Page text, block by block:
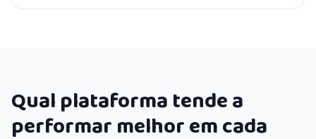
Qual plataforma tende a
performar melhor em cada